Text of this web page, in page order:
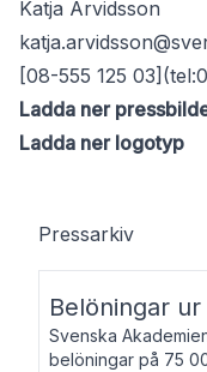
Katja Arvidsson
[08-555 125
Ladda ner
Ladda ner logotyp
Pressarkiv
Belöningar
Svenska
belöningar på 75